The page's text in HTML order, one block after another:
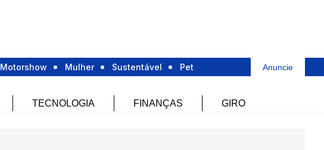
Motorshow Mulher Sustentável Pet Anuncie
TECNOLOGIA FINANÇAS GIRO